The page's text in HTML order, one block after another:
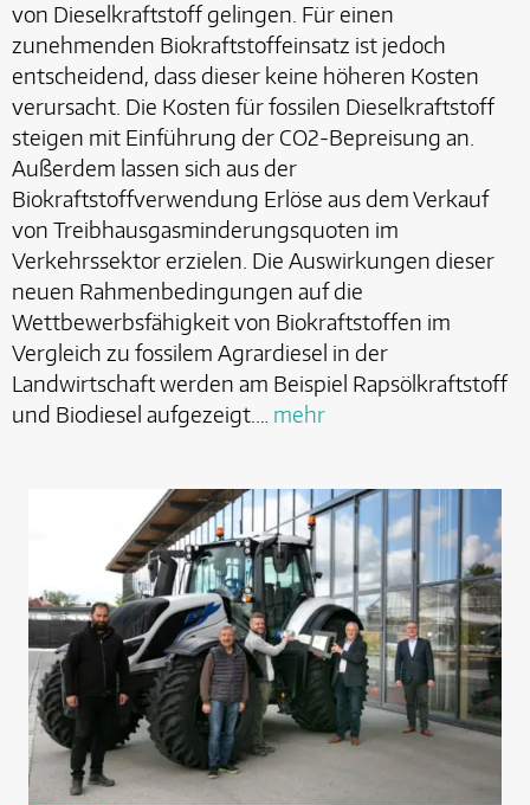
von Dieselkraftstoff gelingen. Für einen
zunehmenden Biokraftstoffeinsatz ist jedoch
entscheidend, dass dieser keine höheren Kosten
verursacht. Die Kosten für fossilen Dieselkraftstoff
steigen mit Einführung der CO2-Bepreisung an.
Außerdem lassen sich aus der
Biokraftstoffverwendung Erlöse aus dem Verkauf
von Treibhausgasminderungsquoten im
Verkehrssektor erzielen. Die Auswirkungen dieser
neuen Rahmenbedingungen auf die
Wettbewerbsfähigkeit von Biokraftstoffen im
Vergleich zu fossilem Agrardiesel in der
Landwirtschaft werden am Beispiel Rapsölkraftstoff
und Biodiesel aufgezeigt.… mehr